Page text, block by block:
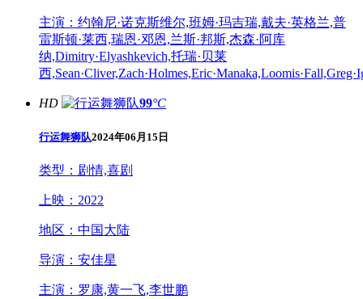
主演： 约翰尼·诺克斯维尔,班姆·玛吉瑞,戴夫·英格兰,普
雷斯顿·莱西,瑞恩·邓恩,兰斯·邦斯,杰森·阿库
纳,Dimitry·Elyashkevich,托瑞·贝莱
西
HD 99°C
行运舞狮队2024年06月15日
类型： 剧情,喜剧
上映： 2022
地区： 中国大陆
导演： 安佳星
主演： 罗康,黄一飞,李世鹏